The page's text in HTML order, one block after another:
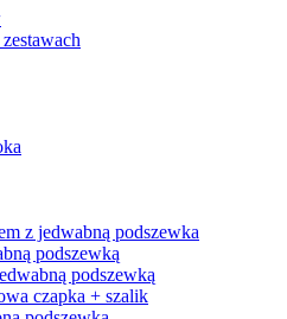
z jedwabną podszewka
podszewką
podszewką
czapka + szalik